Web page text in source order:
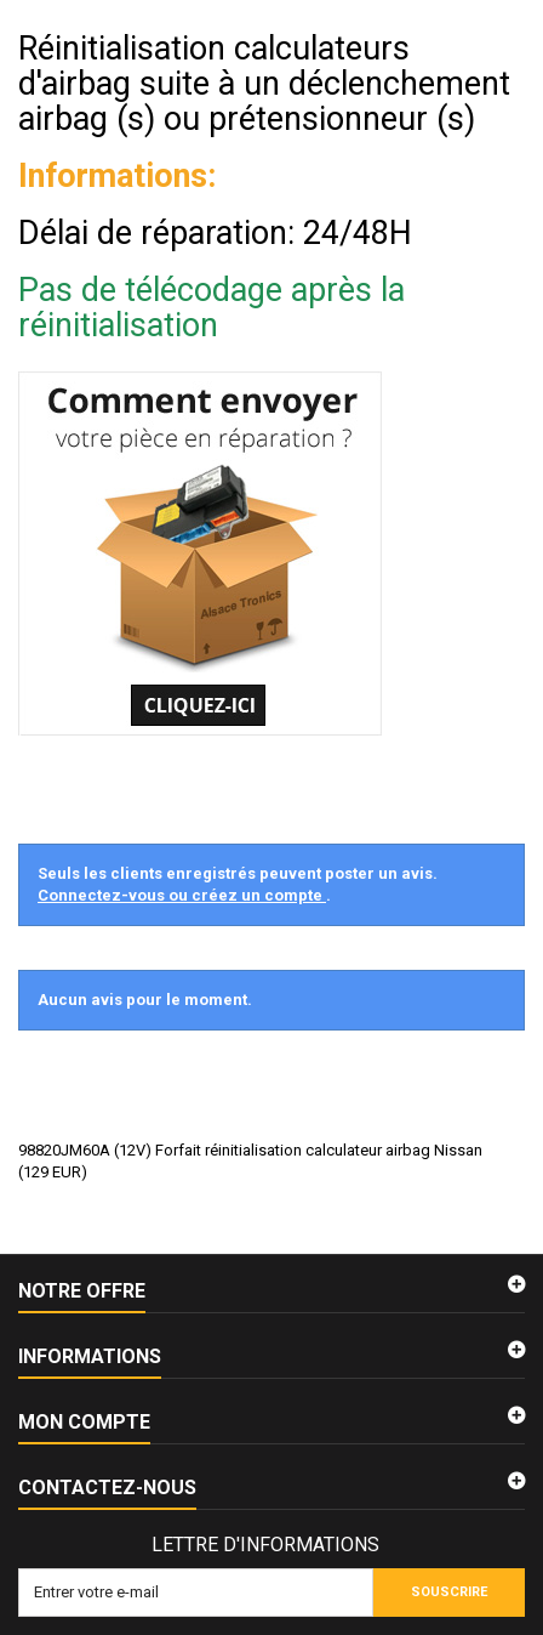
Réinitialisation calculateurs
d'airbag suite à un déclenchement
airbag (s) ou prétensionneur (s)
Informations:
Délai de réparation: 24/48H
Pas de télécodage après la
réinitialisation
Seuls les clients enregistrés peuvent poster un avis.
Connectez-vous ou créez un compte .
Aucun avis pour le moment.
98820JM60A (12V) Forfait réinitialisation calculateur airbag Nissan
(129 EUR)
NOTRE OFFRE
INFORMATIONS
MON COMPTE
CONTACTEZ-NOUS
LETTRE D'INFORMATIONS
SOUSCRIRE